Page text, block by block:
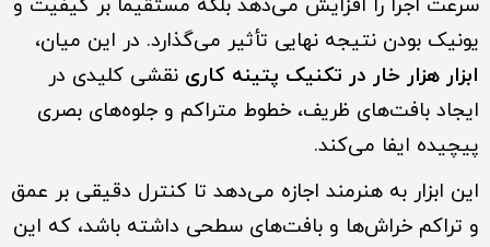
سرعت اجرا را افزایش می‌دهد بلکه مستقیماً بر کیفیت و
یونیک بودن نتیجه نهایی تأثیر می‌گذارد. در این میان،
ابزار هزار خار در تکنیک پتینه کاری نقشی کلیدی در
ایجاد بافت‌های ظریف، خطوط متراکم و جلوه‌های بصری
پیچیده ایفا می‌کند.
این ابزار به هنرمند اجازه می‌دهد تا کنترل دقیقی بر عمق
و تراکم خراش‌ها و بافت‌های سطحی داشته باشد، که این